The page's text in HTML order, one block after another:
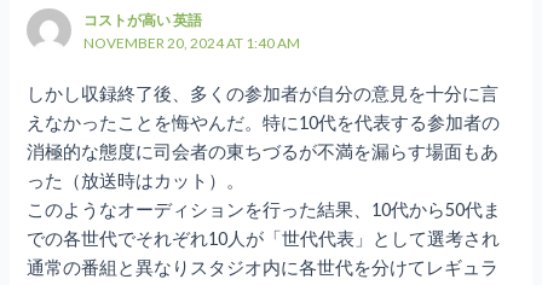
コストが高い 英語
NOVEMBER 20, 2024 AT 1:40 AM
しかし収録終了後、多くの参加者が自分の意見を十分に言
えなかったことを悔やんだ。特に10代を代表する参加者の
消極的な態度に司会者の東ちづるが不満を漏らす場面もあ
った（放送時はカット）。
このようなオーディションを行った結果、10代から50代ま
での各世代でそれぞれ10人が「世代代表」として選考され
通常の番組と異なりスタジオ内に各世代を分けてレギュラ